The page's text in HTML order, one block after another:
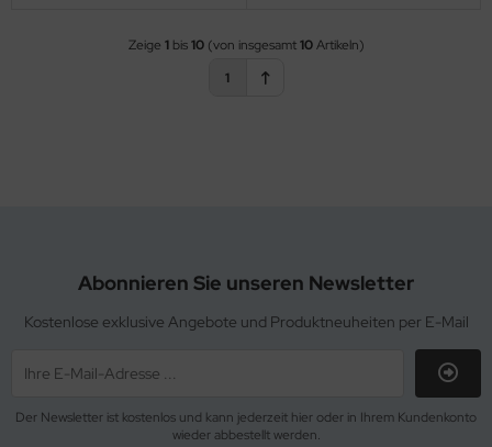
Zeige 1bis10(von insgesamt10Artikeln)
1
Abonnieren Sie unseren Newsletter
Kostenlose exklusive Angebote und Produktneuheiten per E-Mail
Der Newsletter ist kostenlos und kann jederzeit hier oder in Ihrem Kundenkonto
wieder abbestellt werden.